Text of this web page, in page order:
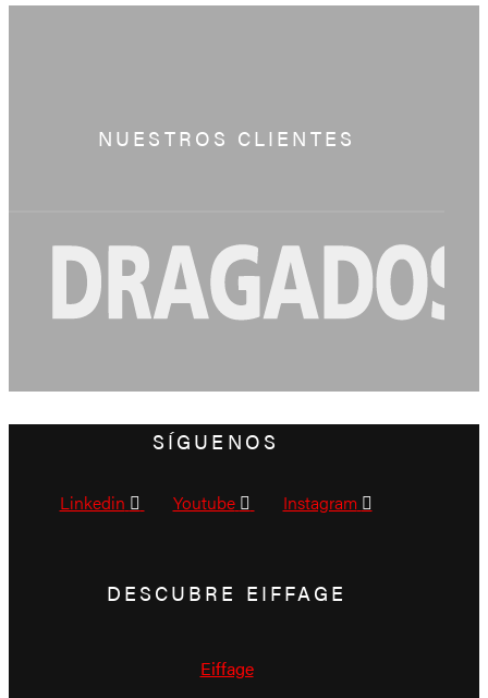
NUESTROS CLIENTES
SÍGUENOS
Linkedin Youtube Instagram
DESCUBRE EIFFAGE
Eiffage